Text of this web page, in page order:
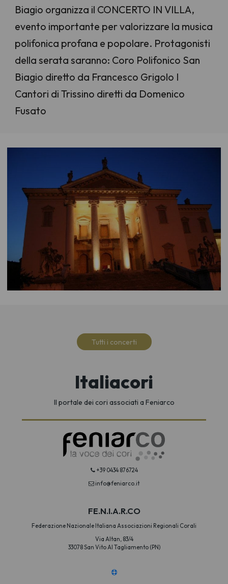
Biagio organizza il CONCERTO IN VILLA,
evento importante per valorizzare la musica
polifonica profana e popolare. Protagonisti
della serata saranno: Coro Polifonico San
Biagio diretto da Francesco Grigolo I
Cantori di Trissino diretti da Domenico
Fusato
Tutti i concerti
Italiacori
Il portale dei cori associati a Feniarco
+39 0434 876724
info@feniarco.it
FE.N.I.A.R.CO
Federazione Nazionale Italiana Associazioni Regionali Corali
Via Altan, 83/4
33078 San Vito Al Tagliamento (PN)